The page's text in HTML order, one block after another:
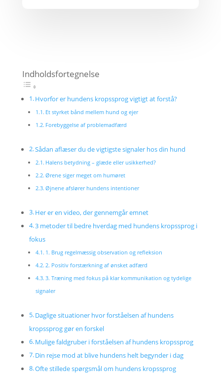
Indholdsfortegnelse
Hvorfor er hundens kropssprog vigtigt at forstå?
Et styrket bånd mellem hund og ejer
Forebyggelse af problemadfærd
Sådan aflæser du de vigtigste signaler hos din hund
Halens betydning – glæde eller usikkerhed?
Ørene siger meget om humøret
Øjnene afslører hundens intentioner
Her er en video, der gennemgår emnet
3 metoder til bedre hverdag med hundens kropssprog i
fokus
1. Brug regelmæssig observation og refleksion
2. Positiv forstærkning af ønsket adfærd
3. Træning med fokus på klar kommunikation og tydelige
signaler
Daglige situationer hvor forståelsen af hundens
kropssprog gør en forskel
Mulige faldgruber i forståelsen af hundens kropssprog
Din rejse mod at blive hundens helt begynder i dag
Ofte stillede spørgsmål om hundens kropssprog